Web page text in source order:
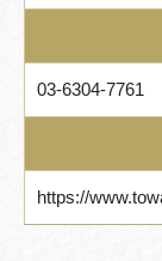
03-6304-7761
https://